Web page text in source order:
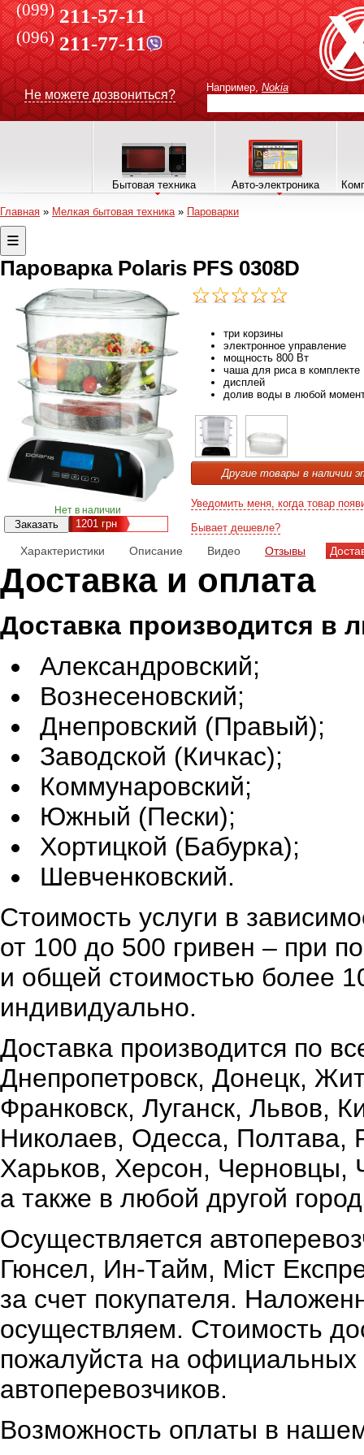
(099) 211-57-11
(096)211-77-11
Не можете дозвониться?
Например, Nokia
Бытовая техника Авто-электроника
Главная » Мелкая бытовая техника» Пароварки
Пароварка Polaris PFS 0308D
Нет в наличии
1201 грн
три корзины
электронное управление
мощность 800 Вт
чаша для риса в комплекте
дисплей
долив воды в любой
Другие товары в наличии
Уведомить меня, когда товар
Бывает дешевле?
Характеристики Описание Видео Отзывы
Доставка и оплата
Доставка производится в
Александровский;
Вознесеновский;
Днепровский (Правый);
Заводской (Кичкас);
Коммунаровский;
Южный (Пески);
Хортицкой (Бабурка);
Шевченковский.
Стоимость услуги в
от 100 до 500 гривен – при
и общей стоимостью более
индивидуально.
Доставка производится по
Днепропетровск, Донецк,
Франковск, Луганск, Львов,
Николаев, Одесса,
Харьков, Херсон, Черновцы,
а также в любой другой
Осуществляется
Гюнсел, Ин-Тайм, Міст
за счет покупателя.
осуществляем. Стоимость
пожалуйста на официальных
автоперевозчиков.
Возможность оплаты в